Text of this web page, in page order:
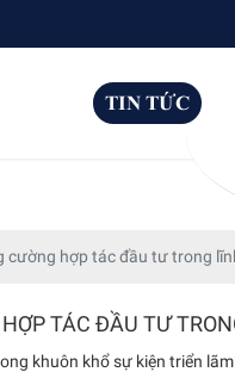
TIN TỨC
cường hợp tác đầu tư trong
TÁC ĐẦU TƯ
khuôn khổ sự kiện triển